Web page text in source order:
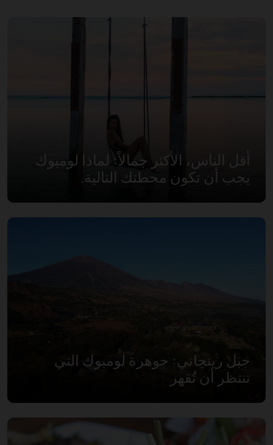
أقل الناس، الأكثر جمالاً: لماذا لومبوك
يجب أن تكون محطتك التالية.
جبل رينجاني: جوهرة لومبوك التي
تنتظر أن تُقهر